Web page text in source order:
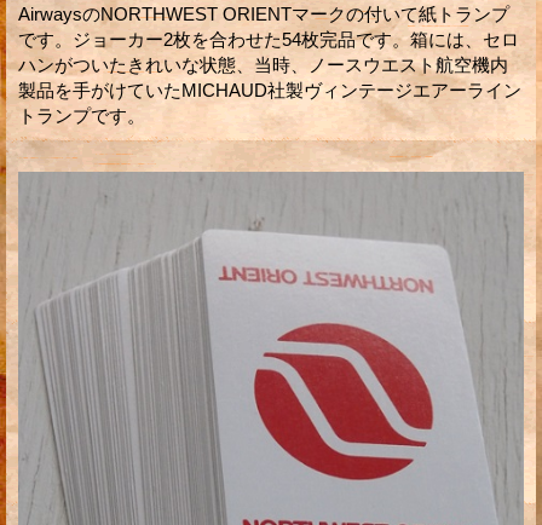
AirwaysのNORTHWEST ORIENTマークの付いて紙トランプ
です。ジョーカー2枚を合わせた54枚完品です。箱には、セロ
ハンがついたきれいな状態、当時、ノースウエスト航空機内
製品を手がけていたMICHAUD社製ヴィンテージエアーライン
トランプです。